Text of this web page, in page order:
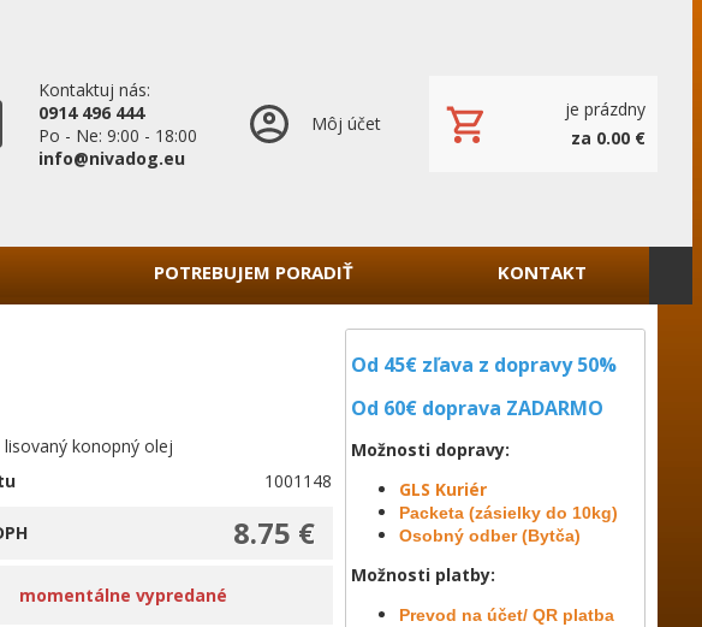
Kontaktuj nás:
0914 496 444
Po - Ne: 9:00 - 18:00
info@nivadog.eu
Môj účet
je prázdny
za 0.00 €
POTREBUJEM PORADIŤ KONTAKT
Od 45€ zľava z dopravy 50%
Od 60€ doprava ZADARMO
Možnosti dopravy:
GLS Kuriér
Packeta (zásielky do 10kg)
Osobný odber (Bytča)
Možnosti platby:
Prevod na účet/ QR platba
lisovaný konopný olej
1001148
8.75 €
momentálne vypredané